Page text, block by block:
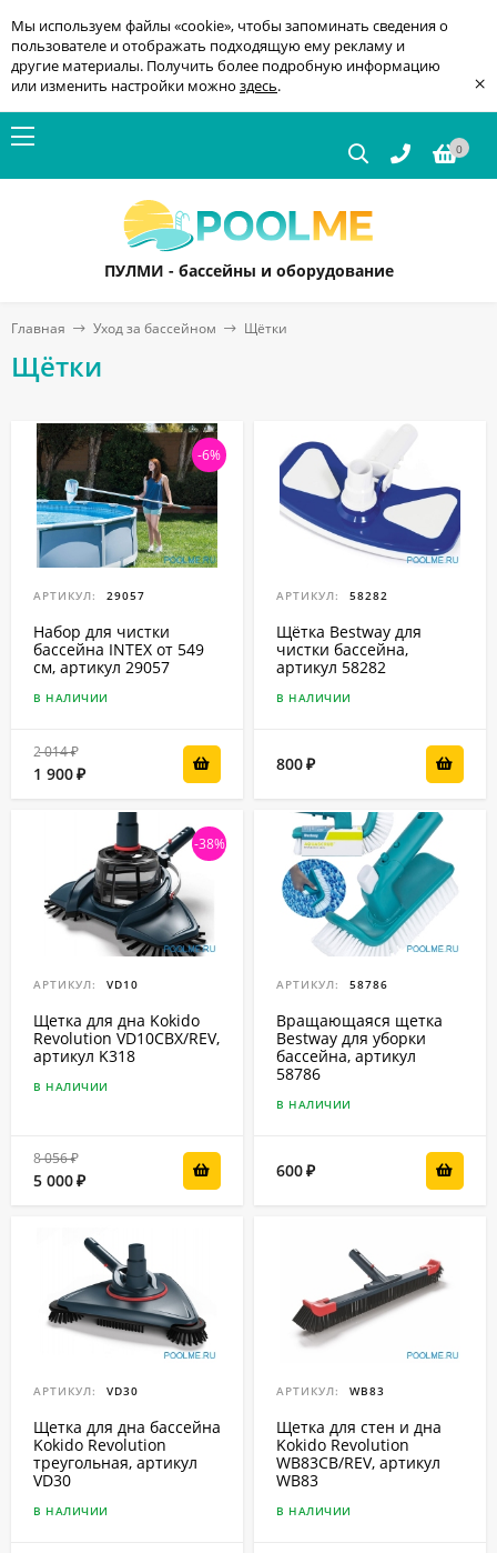
Мы используем файлы «cookie», чтобы запоминать сведения о
пользователе и отображать подходящую ему рекламу и
другие материалы. Получить более подробную информацию
или изменить настройки можно здесь. ×
0
ПУЛМИ - бассейны и оборудование
Главная Уход за бассейном Щётки
Щётки
-6%
АРТИКУЛ: 29057
Набор для чистки
бассейна INTEX от 549
см, артикул 29057
В НАЛИЧИИ
2 014 ₽
1 900₽
АРТИКУЛ: 58282
Щётка Bestway для
чистки бассейна,
артикул 58282
В НАЛИЧИИ
800₽
-38%
АРТИКУЛ: VD10
Щетка для дна Kokido
Revolution VD10CBX/REV,
артикул K318
В НАЛИЧИИ
8 056 ₽
5 000₽
АРТИКУЛ: 58786
Вращающаяся щетка
Bestway для уборки
бассейна, артикул
58786
В НАЛИЧИИ
600₽
АРТИКУЛ: VD30
Щетка для дна бассейна
Kokido Revolution
треугольная, артикул
VD30
В НАЛИЧИИ
АРТИКУЛ: WB83
Щетка для стен и дна
Kokido Revolution
WB83CB/REV, артикул
WB83
В НАЛИЧИИ